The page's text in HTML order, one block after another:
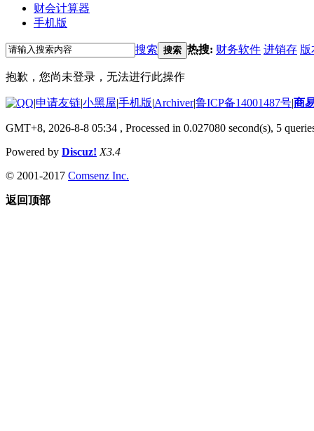
财会计算器
手机版
搜索 搜索 热搜: 财务软件 进销存 版
抱歉，您尚未登录，无法进行此操作
|申请友链|小黑屋|手机版|Archiver|鲁ICP备14001487号|商
GMT+8, 2026-8-8 05:34 , Processed in 0.027080 second(s), 5
Powered by Discuz! X3.4
© 2001-2017 Comsenz Inc.
返回顶部